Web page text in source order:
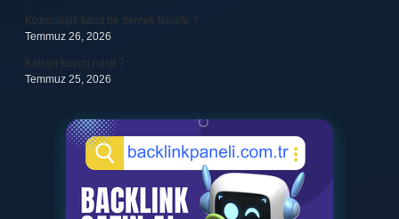
Kozmolojik kanıt ne demek felsefe ?
Temmuz 26, 2026
Kallavi kavun nasıl ?
Temmuz 25, 2026